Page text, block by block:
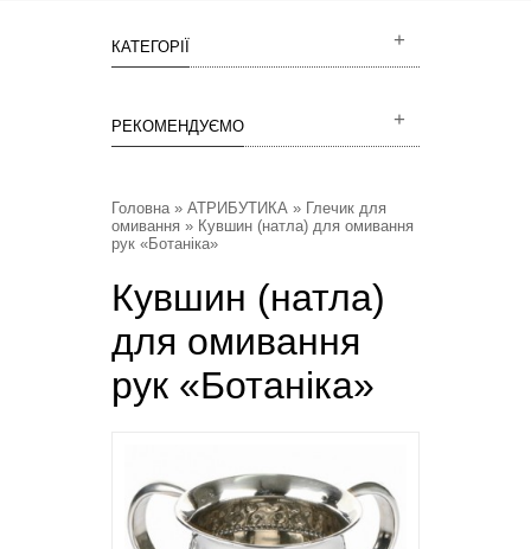
КАТЕГОРІЇ
РЕКОМЕНДУЄМО
Головна» АТРИБУТИКА » Глечик для
омивання » Кувшин (натла) для омивання
рук «Ботаніка»
Кувшин (натла)
для омивання
рук «Ботаніка»